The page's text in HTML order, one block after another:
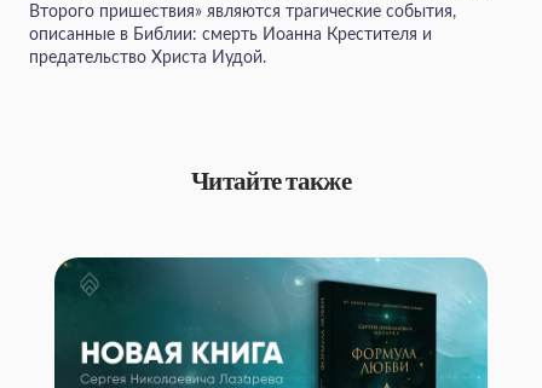
Второго пришествия» являются трагические события,
описанные в Библии: смерть Иоанна Крестителя и
предательство Христа Иудой.
Читайте также